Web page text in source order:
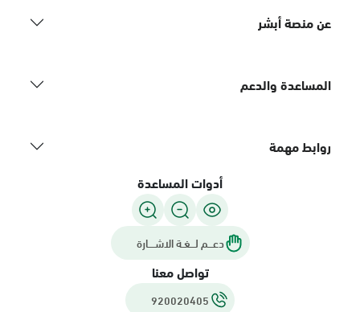
عن منصة أبشر
المساعدة والدعم
روابط مهمة
أدوات المساعدة
دعـــم لـــغـة الاشــــارة
تواصل معنا
920020405